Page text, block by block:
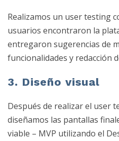
Realizamos un user testing
usuarios encontraron la
entregaron sugerencias de
funcionalidades y redacción
3. Diseño visual
Después de realizar el user
diseñamos las pantallas
viable – MVP utilizando el